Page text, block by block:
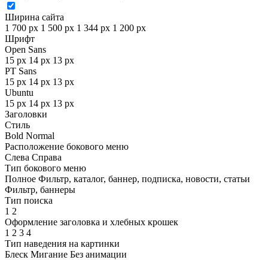
Ширина сайта
1 700 px 1 500 px 1 344 px 1 200 px
Шрифт
Open Sans
15 px 14 px 13 px
PT Sans
15 px 14 px 13 px
Ubuntu
15 px 14 px 13 px
Заголовки
Стиль
Bold Normal
Расположение бокового меню
Слева Справа
Тип бокового меню
Полное Фильтр, каталог, баннер, подписка, новости, статьи
Фильтр, баннеры
Тип поиска
1 2
Оформление заголовка и хлебных крошек
1 2 3 4
Тип наведения на картинки
Блеск Мигание Без анимации